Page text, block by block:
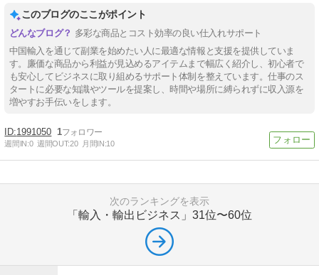
このブログのここがポイント
多彩な商品とコスト効率の良い仕入れサポート
中国輸入を通じて副業を始めたい人に最適な情報と支援を提供していま
す。廉価な商品から利益が見込めるアイテムまで幅広く紹介し、初心者で
も安心してビジネスに取り組めるサポート体制を整えています。仕事のス
タートに必要な知識やツールを提案し、時間や場所に縛られずに収入源を
増やすお手伝いをします。
1991050 1
週間IN:0 週間OUT:20 月間IN:10
次のランキングを表示
「輸入・輸出ビジネス」 31位〜60位